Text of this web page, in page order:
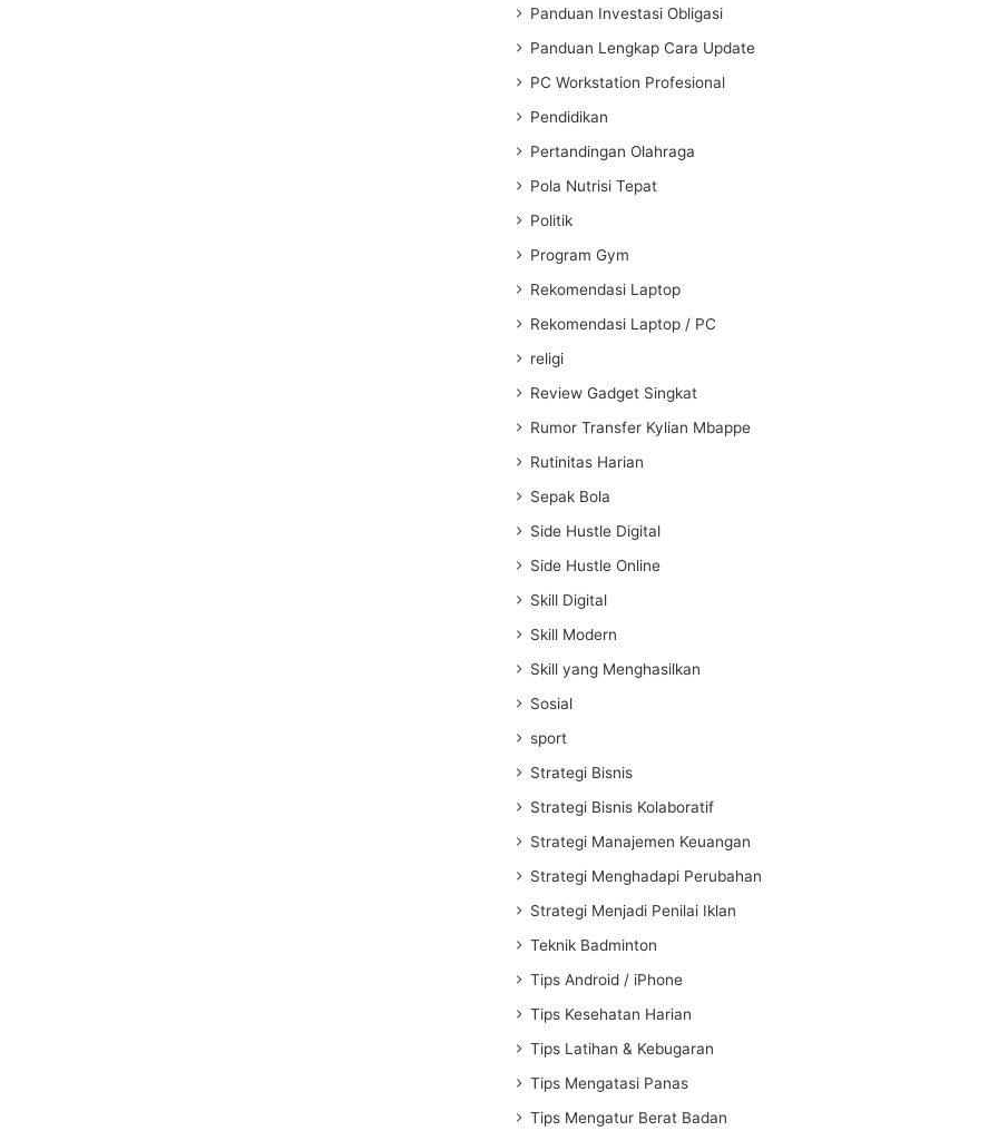
Panduan Investasi Obligasi
Panduan Lengkap Cara Update
PC Workstation Profesional
Pendidikan
Pertandingan Olahraga
Pola Nutrisi Tepat
Politik
Program Gym
Rekomendasi Laptop
Rekomendasi Laptop / PC
religi
Review Gadget Singkat
Rumor Transfer Kylian Mbappe
Rutinitas Harian
Sepak Bola
Side Hustle Digital
Side Hustle Online
Skill Digital
Skill Modern
Skill yang Menghasilkan
Sosial
sport
Strategi Bisnis
Strategi Bisnis Kolaboratif
Strategi Manajemen Keuangan
Strategi Menghadapi Perubahan
Strategi Menjadi Penilai Iklan
Teknik Badminton
Tips Android / iPhone
Tips Kesehatan Harian
Tips Latihan & Kebugaran
Tips Mengatasi Panas
Tips Mengatur Berat Badan